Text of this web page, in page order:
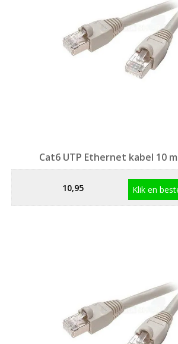
Cat6 UTP Ethernet kabel 10
10,95 Klik en